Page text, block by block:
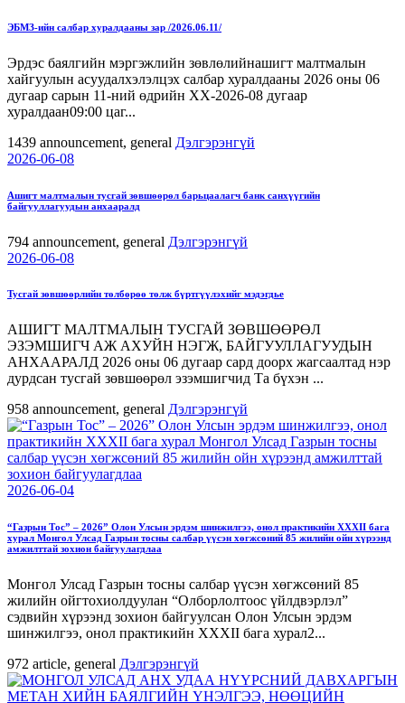
ЭБМЗ-ийн салбар хуралдааны зар /2026.06.11/
Эрдэс баялгийн мэргэжлийн зөвлөлийнашигт малтмалын
хайгуулын асуудалхэлэлцэх салбар хуралдааны 2026 оны 06
дугаар сарын 11-ний өдрийн ХХ-2026-08 дугаар
хуралдаан09:00 цаг...
1439 announcement, general Дэлгэрэнгүй
2026-06-08
Ашигт малтмалын тусгай зөвшөөрөл барьцаалагч банк санхүүгийн
байгууллагуудын анхааралд
794 announcement, general Дэлгэрэнгүй
2026-06-08
Тусгай зөвшөөрлийн төлбөрөө төлж бүртгүүлэхийг мэдэгдье
АШИГТ МАЛТМАЛЫН ТУСГАЙ ЗӨВШӨӨРӨЛ
ЭЗЭМШИГЧ АЖ АХУЙН НЭГЖ, БАЙГУУЛЛАГУУДЫН
АНХААРАЛД 2026 оны 06 дугаар сард доорх жагсаалтад нэр
дурдсан тусгай зөвшөөрөл эзэмшигчид Та бүхэн ...
958 announcement, general Дэлгэрэнгүй
2026-06-04
“Газрын Тос” – 2026” Олон Улсын эрдэм шинжилгээ, онол практикийн XXXII бага
хурал Монгол Улсад Газрын тосны салбар үүсэн хөгжсөний 85 жилийн ойн хүрээнд
амжилттай зохион байгуулагдлаа
Монгол Улсад Газрын тосны салбар үүсэн хөгжсөний 85
жилийн ойгтохиолдуулан “Олборлолтоос үйлдвэрлэл”
сэдвийн хүрээнд зохион байгуулсан Олон Улсын эрдэм
шинжилгээ, онол практикийн XXXII бага хурал2...
972 article, general Дэлгэрэнгүй